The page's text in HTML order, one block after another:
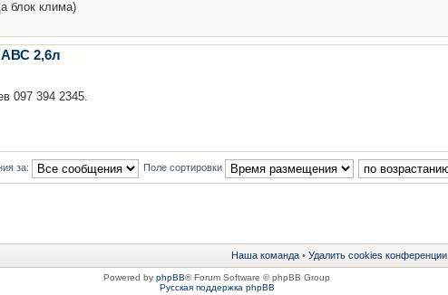
блок клима)
АВС 2,6л
097 394 2345.
за: Поле сортировки
Наша команда • Удалить cookies конференции
Powered by phpBB® Forum Software © phpBB Group
Русская поддержка phpBB